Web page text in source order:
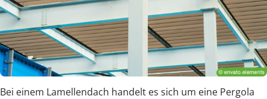
Bei einem Lamellendach handelt es sich um eine Pergola